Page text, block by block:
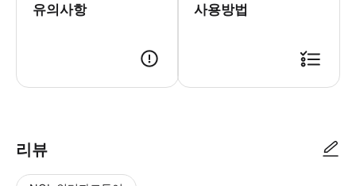
유의사항 사용방법
리뷰